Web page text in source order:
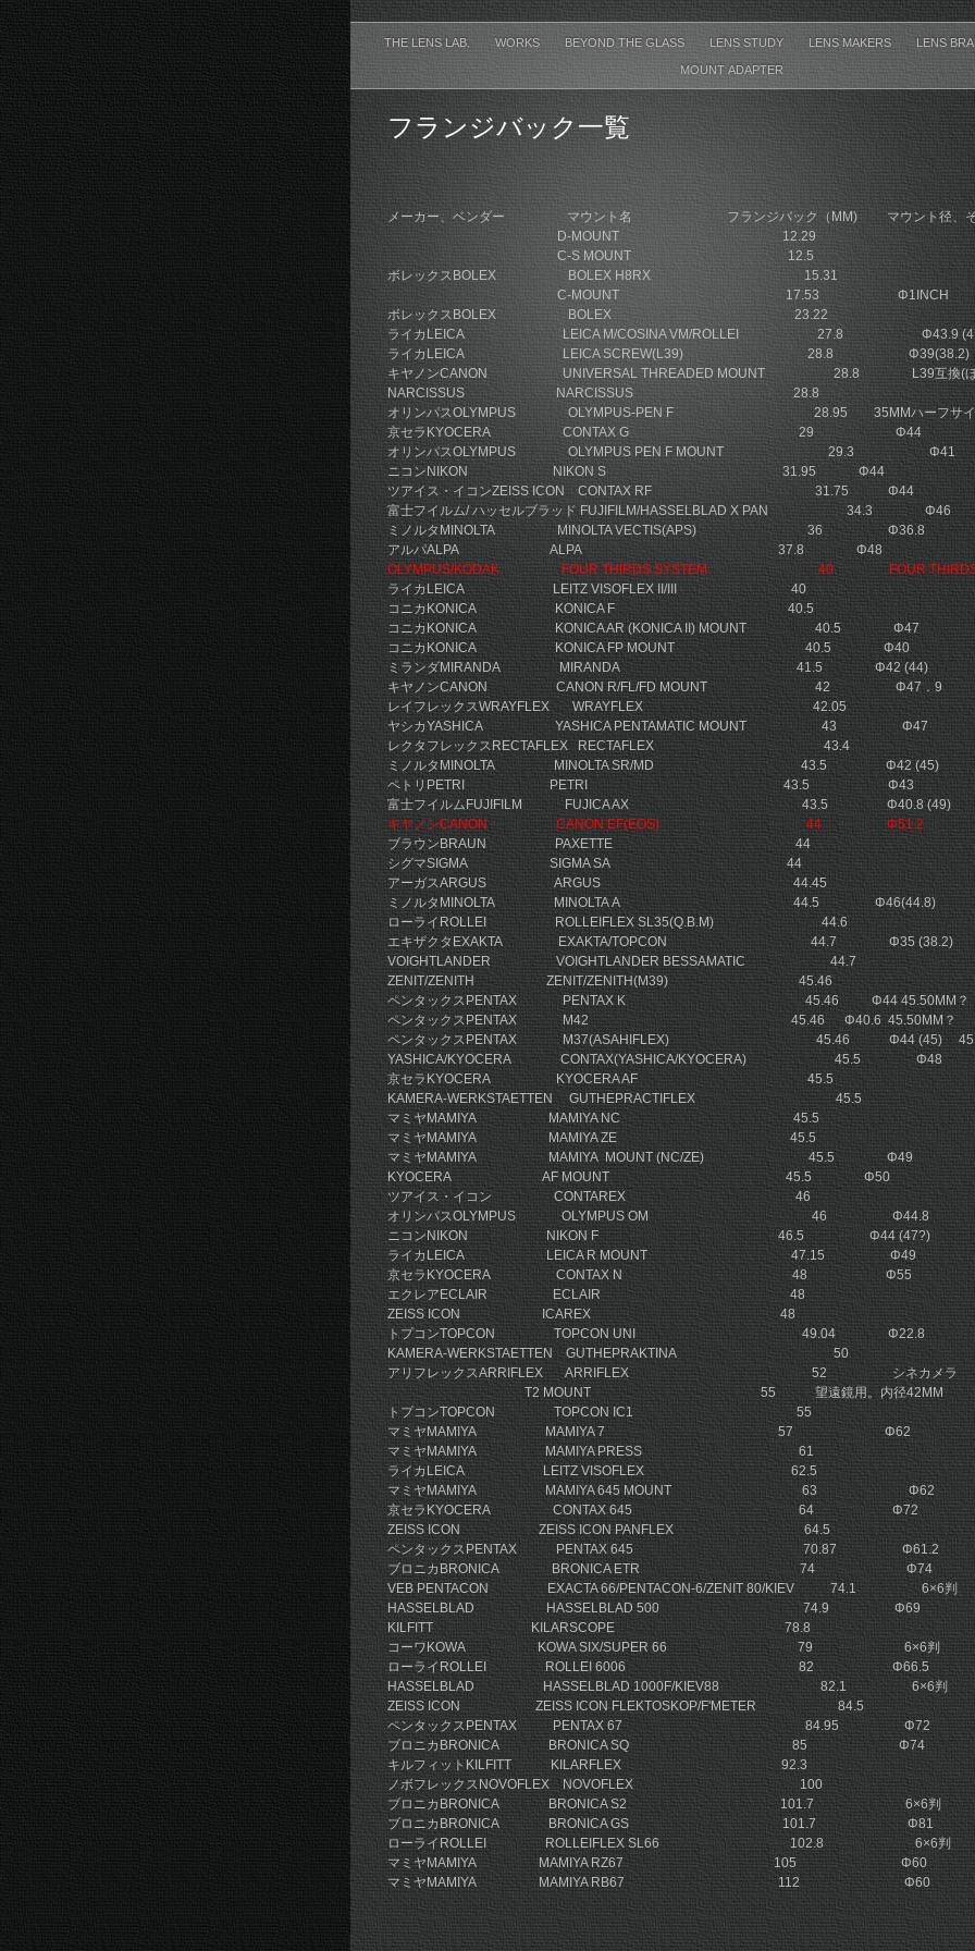
THE LENS LAB. WORKS BEYOND THE GLASS LENS STUDY LENS MAKERS LENS
MOUNT ADAPTER
フランジバック一覧
メーカー、ベンダー マウント名 フランジバック（MM) マウント径、そ
D-MOUNT 12.29
C-S MOUNT 12.5
ボレックスBOLEX BOLEX H8RX 15.31
C-MOUNT 17.53 Φ1INCH
ボレックスBOLEX BOLEX 23.22
ライカLEICA LEICA M/COSINA VM/ROLLEI 27.8 Φ43.9
ライカLEICA LEICA SCREW(L39) 28.8 Φ39(38.2)
キヤノンCANON UNIVERSAL THREADED MOUNT 28.8 L39互換(ほと
NARCISSUS NARCISSUS 28.8
オリンパスOLYMPUS OLYMPUS-PEN F 28.95 35MMハーフサイ
京セラKYOCERA CONTAX G 29 Φ44
オリンパスOLYMPUS OLYMPUS PEN F MOUNT 29.3 Φ41
ニコンNIKON NIKON S 31.95 Φ44
ツアイス・イコンZEISS ICON CONTAX RF 31.75 Φ44
富士フイルム/ ハッセルブラッド FUJIFILM/HASSELBLAD X PAN 34.3 Φ46
ミノルタMINOLTA MINOLTA VECTIS(APS) 36 Φ36.8
アルパALPA ALPA 37.8 Φ48
OLYMPUS/KODAK FOUR THIRDS SYSTEM 40 FOUR
ライカLEICA LEITZ VISOFLEX II/III 40
コニカKONICA KONICA F 40.5
コニカKONICA KONICA AR (KONICA II) MOUNT 40.5 Φ47
コニカKONICA KONICA FP MOUNT 40.5 Φ40
ミランダMIRANDA MIRANDA 41.5 Φ42 (44)
キヤノンCANON CANON R/FL/FD MOUNT 42 Φ47．9
レイフレックスWRAYFLEX WRAYFLEX 42.05
ヤシカYASHICA YASHICA PENTAMATIC MOUNT 43 Φ47
レクタフレックスRECTAFLEX RECTAFLEX 43.4
ミノルタMINOLTA MINOLTA SR/MD 43.5 Φ42 (45)
ペトリPETRI PETRI 43.5 Φ43
富士フイルムFUJIFILM FUJICA AX 43.5 Φ40.8 (49)
キヤノンCANON CANON EF(EOS) 44 Φ51.2
ブラウンBRAUN PAXETTE 44
シグマSIGMA SIGMA SA 44
アーガスARGUS ARGUS 44.45
ミノルタMINOLTA MINOLTA Α 44.5 Φ46(44.8)
ローライROLLEI ROLLEIFLEX SL35(Q.B.M) 44.6
エキザクタEXAKTA EXAKTA/TOPCON 44.7 Φ35 (38.2)
VOIGHTLANDER VOIGHTLANDER BESSAMATIC 44.7
ZENIT/ZENITH ZENIT/ZENITH(M39) 45.46
ペンタックスPENTAX PENTAX K 45.46 Φ44 45.50MM？
ペンタックスPENTAX M42 45.46 Φ40.6 45.50MM？
ペンタックスPENTAX M37(ASAHIFLEX) 45.46 Φ44 (45)
YASHICA/KYOCERA CONTAX(YASHICA/KYOCERA) 45.5 Φ48
京セラKYOCERA KYOCERA AF 45.5
KAMERA-WERKSTAETTEN GUTHEPRACTIFLEX 45.5
マミヤMAMIYA MAMIYA NC 45.5
マミヤMAMIYA MAMIYA ZE 45.5
マミヤMAMIYA MAMIYA MOUNT (NC/ZE) 45.5 Φ49
KYOCERA AF MOUNT 45.5 Φ50
ツアイス・イコン CONTAREX 46
オリンパスOLYMPUS OLYMPUS OM 46 Φ44.8
ニコンNIKON NIKON F 46.5 Φ44 (47?)
ライカLEICA LEICA R MOUNT 47.15 Φ49
京セラKYOCERA CONTAX N 48 Φ55
エクレアECLAIR ECLAIR 48
ZEISS ICON ICAREX 48
トプコンTOPCON TOPCON UNI 49.04 Φ22.8
KAMERA-WERKSTAETTEN GUTHEPRAKTINA 50
アリフレックスARRIFLEX ARRIFLEX 52 シネカメラ
T2 MOUNT 55 望遠鏡用。内径42MM
トプコンTOPCON TOPCON IC1 55
マミヤMAMIYA MAMIYA 7 57 Φ62
マミヤMAMIYA MAMIYA PRESS 61
ライカLEICA LEITZ VISOFLEX 62.5
マミヤMAMIYA MAMIYA 645 MOUNT 63 Φ62
京セラKYOCERA CONTAX 645 64 Φ72
ZEISS ICON ZEISS ICON PANFLEX 64.5
ペンタックスPENTAX PENTAX 645 70.87 Φ61.2
ブロニカBRONICA BRONICA ETR 74 Φ74
VEB PENTACON EXACTA 66/PENTACON-6/ZENIT 80/KIEV 74.1 6×6判
HASSELBLAD HASSELBLAD 500 74.9 Φ69
KILFITT KILARSCOPE 78.8
コーワKOWA KOWA SIX/SUPER 66 79 6×6判
ローライROLLEI ROLLEI 6006 82 Φ66.5
HASSELBLAD HASSELBLAD 1000F/KIEV88 82.1 6×6判
ZEISS ICON ZEISS ICON FLEKTOSKOP/F'METER 84.5
ペンタックスPENTAX PENTAX 67 84.95 Φ72
ブロニカBRONICA BRONICA SQ 85 Φ74
キルフィットKILFITT KILARFLEX 92.3
ノボフレックスNOVOFLEX NOVOFLEX 100
ブロニカBRONICA BRONICA S2 101.7 6×6判
ブロニカBRONICA BRONICA GS 101.7 Φ81
ローライROLLEI ROLLEIFLEX SL66 102.8 6×6判
マミヤMAMIYA MAMIYA RZ67 105 Φ60
マミヤMAMIYA MAMIYA RB67 112 Φ60